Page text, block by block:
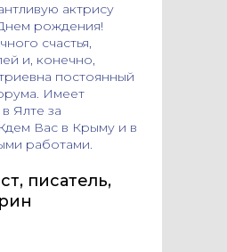
актрису
рождения!
счастья,
и, конечно,
постоянный
Имеет
Ялте за
Вас в Крыму и в
работами.
писатель,